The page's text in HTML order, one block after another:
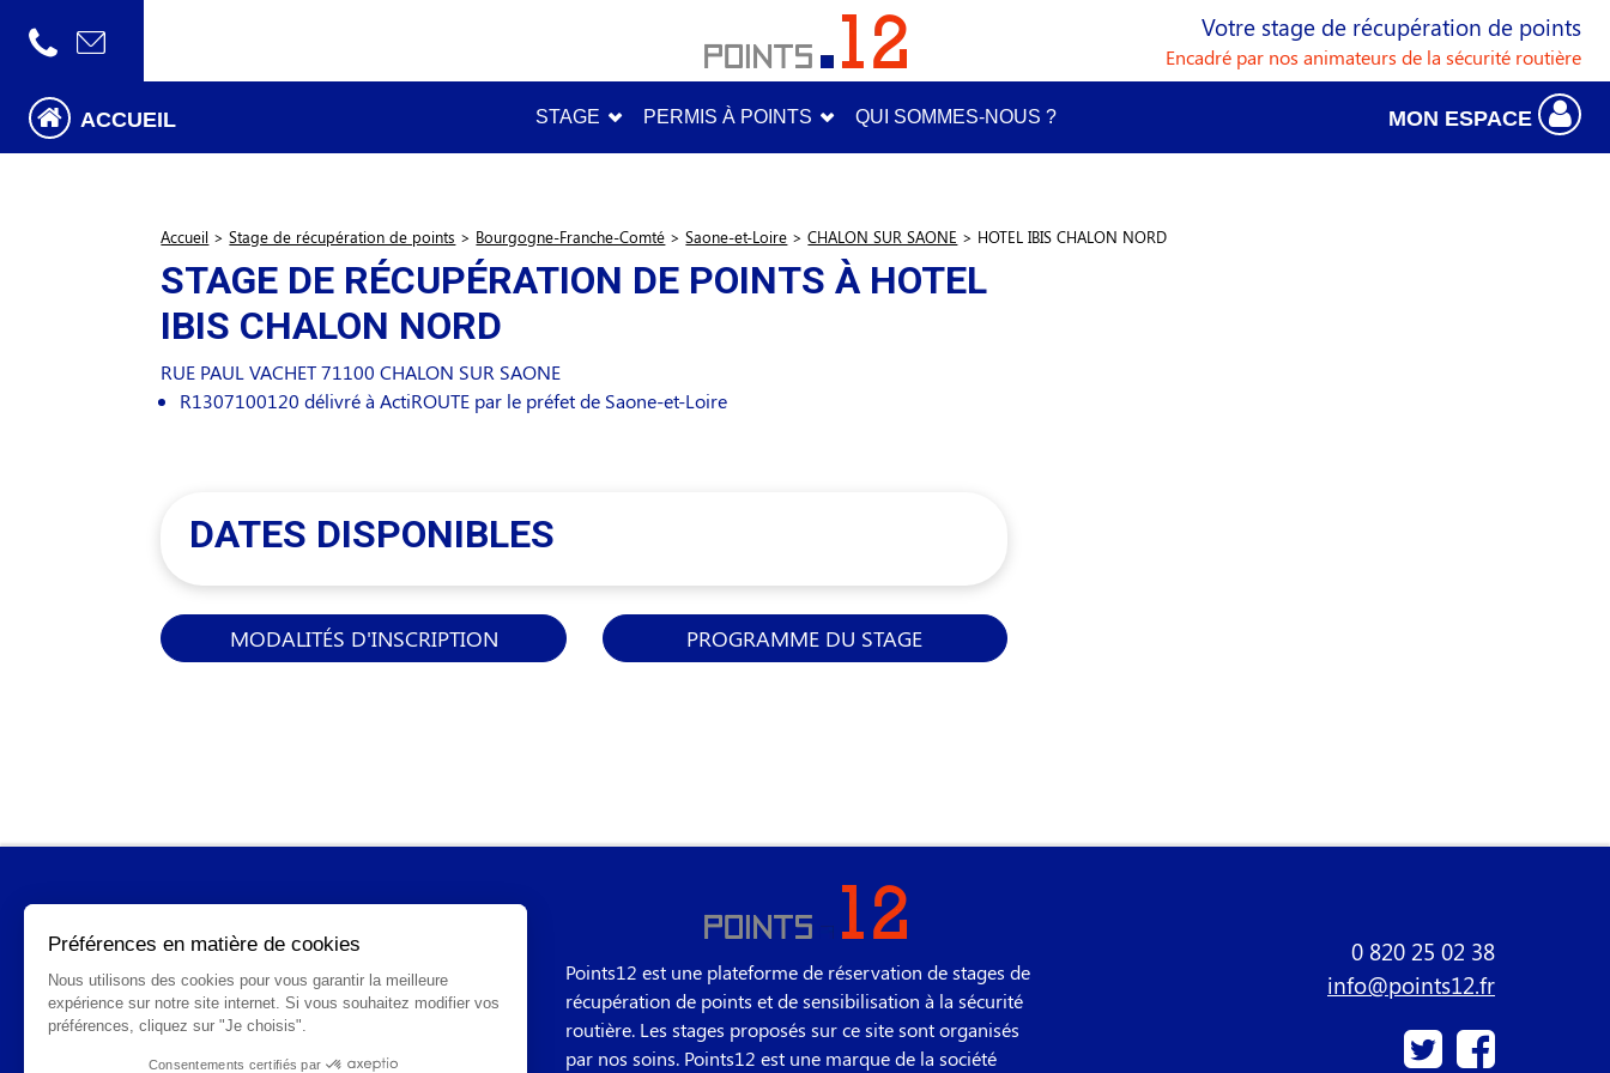
Votre stage de récupération de points
Encadré par nos animateurs de la sécurité routière
ACCUEIL STAGE PERMIS À POINTS QUI SOMMES-NOUS ? MON ESPACE
Accueil > Stage de récupération de points > Bourgogne-Franche-Comté > Saone-et-Loire > CHALON SUR SAONE > HOTEL IBIS CHALON NORD
STAGE DE RÉCUPÉRATION DE POINTS À HOTEL
IBIS CHALON NORD
RUE PAUL VACHET71100 CHALON SUR SAONE
R1307100120 délivré à ActiROUTE par le préfet de Saone-et-Loire
DATES DISPONIBLES
MODALITÉS D'INSCRIPTION PROGRAMME DU STAGE
FAQ
CGV
Points12 est une plateforme de réservation de stages de
récupération de points et de sensibilisation à la sécurité
routière. Les stages proposés sur ce site sont organisés
par nos soins. Points12 est une marque de la société
0 820 25 02 38
info@points12.fr